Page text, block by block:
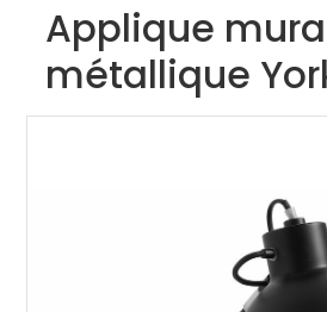
Applique
métallique